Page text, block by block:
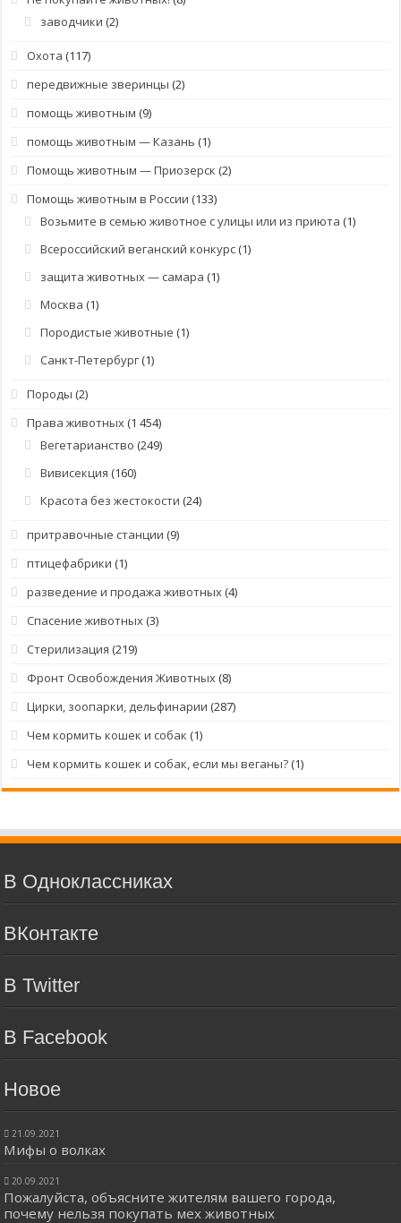
заводчики (2)
Охота (117)
передвижные зверинцы (2)
помощь животным (9)
помощь животным — Казань (1)
Помощь животным — Приозерск (2)
Помощь животным в России (133)
Возьмите в семью животное с улицы или из приюта (1)
Всероссийский веганский конкурс(1)
защита животных — самара (1)
Москва (1)
Породистые животные (1)
Санкт-Петербург(1)
Породы (2)
Права животных(1 454)
Вегетарианство (249)
Вивисекция (160)
Красота без жестокости (24)
притравочные станции (9)
птицефабрики (1)
разведение и продажа животных(4)
Спасение животных(3)
Стерилизация (219)
Фронт Освобождения Животных(8)
Цирки, зоопарки, дельфинарии (287)
Чем кормить кошек и собак (1)
Чем кормить кошек и собак, если мы веганы?(1)
В Одноклассниках
ВКонтакте
В Twitter
В Facebook
Новое
21.09.2021
Мифы о волках
20.09.2021
Пожалуйста, объясните жителям вашего города,
почему нельзя покупать мех животных